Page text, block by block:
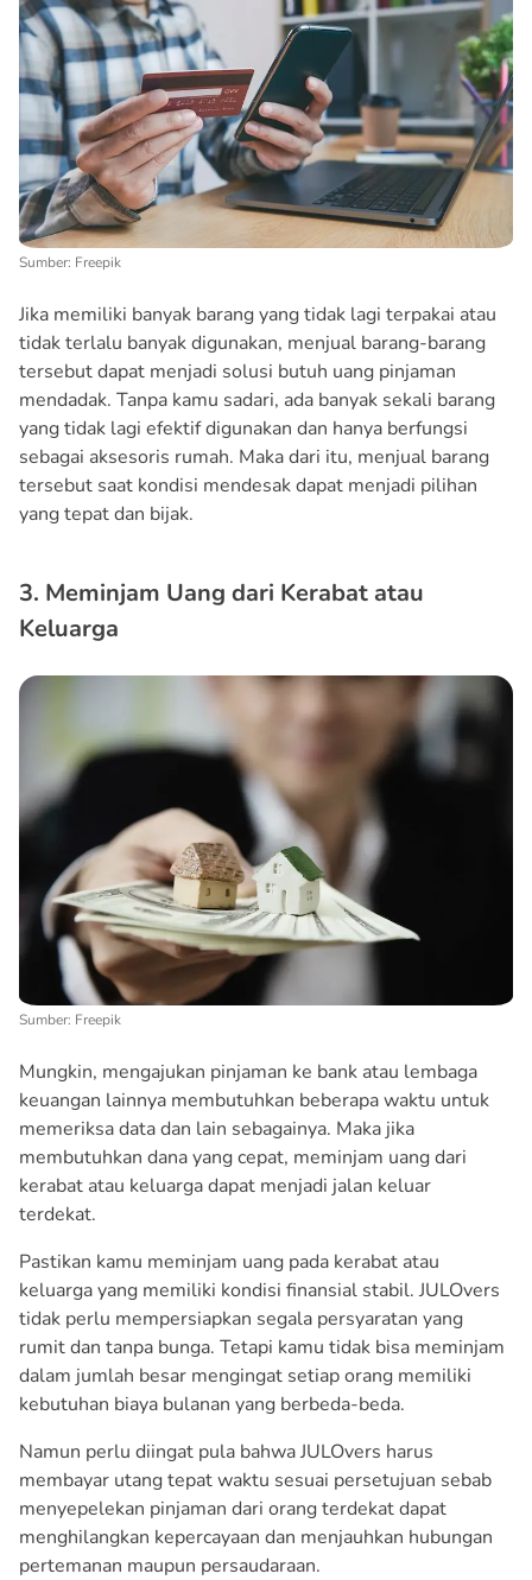
Sumber: Freepik
Jika memiliki banyak barang yang tidak lagi terpakai atau
tidak terlalu banyak digunakan, menjual barang-barang
tersebut dapat menjadi solusi butuh uang pinjaman
mendadak. Tanpa kamu sadari, ada banyak sekali barang
yang tidak lagi efektif digunakan dan hanya berfungsi
sebagai aksesoris rumah. Maka dari itu, menjual barang
tersebut saat kondisi mendesak dapat menjadi pilihan
yang tepat dan bijak.
3. Meminjam Uang dari Kerabat atau
Keluarga
Sumber: Freepik
Mungkin, mengajukan pinjaman ke bank atau lembaga
keuangan lainnya membutuhkan beberapa waktu untuk
memeriksa data dan lain sebagainya. Maka jika
membutuhkan dana yang cepat, meminjam uang dari
kerabat atau keluarga dapat menjadi jalan keluar
terdekat.
Pastikan kamu meminjam uang pada kerabat atau
keluarga yang memiliki kondisi finansial stabil. JULOvers
tidak perlu mempersiapkan segala persyaratan yang
rumit dan tanpa bunga. Tetapi kamu tidak bisa meminjam
dalam jumlah besar mengingat setiap orang memiliki
kebutuhan biaya bulanan yang berbeda-beda.
Namun perlu diingat pula bahwa JULOvers harus
membayar utang tepat waktu sesuai persetujuan sebab
menyepelekan pinjaman dari orang terdekat dapat
menghilangkan kepercayaan dan menjauhkan hubungan
pertemanan maupun persaudaraan.